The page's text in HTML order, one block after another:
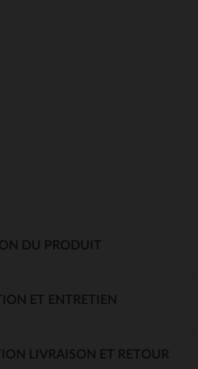
DU PRODUIT
ET ENTRETIEN
LIVRAISON ET RETOUR